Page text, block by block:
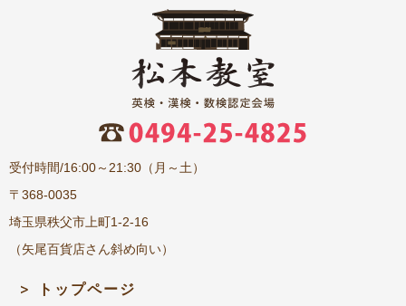
受付時間/16:00～21:30（月～土）
〒368-0035
埼玉県秩父市上町1-2-16
（矢尾百貨店さん斜め向い）
トップページ